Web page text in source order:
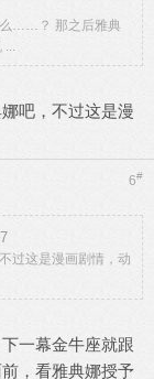
么……？ 那之后雅典
吧，不过这是漫
6#
过这是漫画剧情，动
一幕金牛座就跟
，看雅典娜授予